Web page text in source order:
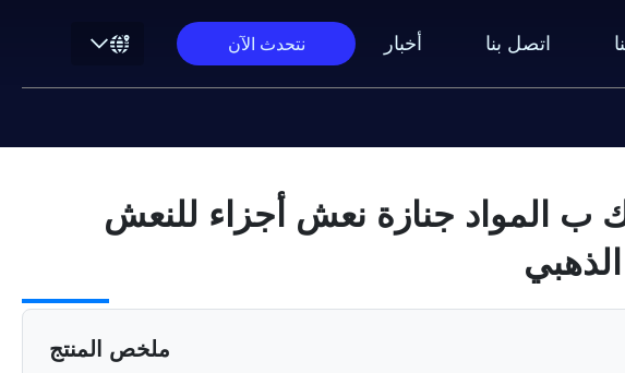
اتصل بنا أخبار نتحدث الآن
ب المواد جنازة نعش أجزاء للنعش
الذهبي
ملخص المنتج